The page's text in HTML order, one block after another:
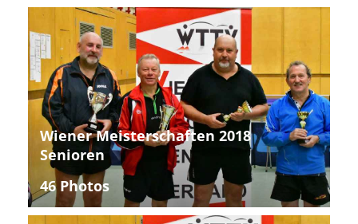
Wiener Meisterschaften 2018
Senioren
46 Photos